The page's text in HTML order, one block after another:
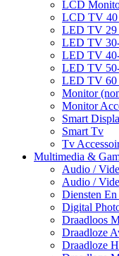
LCD
LCD TV 40
LED TV 29
LED TV
LED TV
LED TV
LED TV 60
Monitor
Monitor
Smart
Smart Tv
Tv
Multimedia &
Audio /
Audio /
Diensten En
Digital
Draadloos
Draadloze
Draadloze